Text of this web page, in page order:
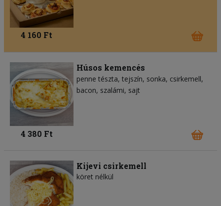
4 160 Ft
Húsos kemencés
penne tészta tejszín sonka csirkemell
bacon szalámi sajt
4 380 Ft
Kijevi csirkemell
köret nélkül